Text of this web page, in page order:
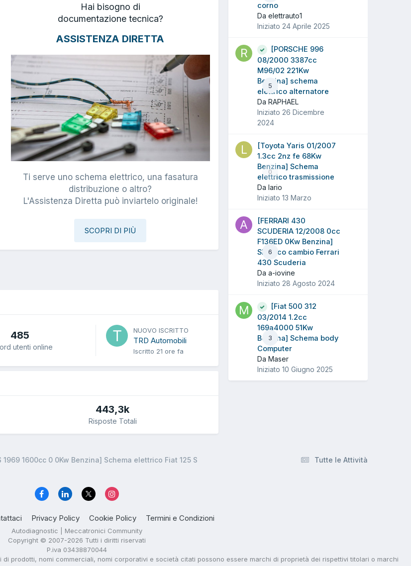
Hai bisogno di
documentazione tecnica?
ASSISTENZA DIRETTA
Ti serve uno schema elettrico, una fasatura
distribuzione o altro?
L'Assistenza Diretta può inviartelo originale!
SCOPRI DI PIÙ
485
utenti online
NUOVO ISCRITTO
TRD Automobili
Iscritto 21 ore fa
443,3k
Risposte Totali
corno
Da elettrauto1
Iniziato 24 Aprile 2025
5
[PORSCHE 996
08/2000 3387cc
M96/02 221Kw
Benzina] schema
elettrico alternatore
Da RAPHAEL
Iniziato 26 Dicembre
2024
0
[Toyota Yaris 01/2007
1.3cc 2nz fe 68Kw
Benzina] Schema
elettrico trasmissione
Da lario
Iniziato 13 Marzo
6
[FERRARI 430
SCUDERIA 12/2008 0cc
F136ED 0Kw Benzina]
Sblocco cambio Ferrari
430 Scuderia
Da a-iovine
Iniziato 28 Agosto 2024
3
[Fiat 500 312
03/2014 1.2cc
169a4000 51Kw
Benzina] Schema body
Computer
Da Maser
Iniziato 10 Giugno 2025
Tutte le Attività
1969 1600cc 0 0Kw Benzina] Schema elettrico Fiat 125 S
Privacy Policy Cookie Policy Termini e Condizioni
Autodiagnostic | Meccatronici Community
Copyright © 2007-2026 Tutti i diritti riservati
P.iva 03438870044
prodotti, nomi commerciali, nomi corporativi e società citati possono essere marchi di proprietà dei rispettivi titolari o marchi